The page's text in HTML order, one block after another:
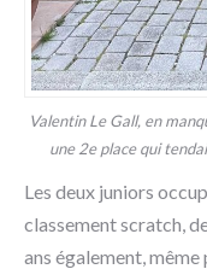
Valentin Le Gall, en
une 2e place qui
Les deux juniors
classement scratch,
ans également,